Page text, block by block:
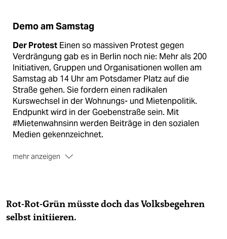
Demo am Samstag
Der Protest Einen so massiven Protest gegen
Verdrängung gab es in Berlin noch nie: Mehr als 200
Initiativen, Gruppen und Organisationen wollen am
Samstag ab 14 Uhr am Potsdamer Platz auf die
Straße gehen. Sie fordern einen radikalen
Kurswechsel in der Wohnungs- und Mietenpolitik.
Endpunkt wird in der Goebenstraße sein. Mit
#Mietenwahnsinn werden Beiträge in den sozialen
Medien gekennzeichnet.
mehr anzeigen
von Veranstaltungen. Details unter
mietenwahnsinn.info/aktionskalender/
Rot-Rot-Grün müsste doch das Volksbegehren
selbst initiieren.